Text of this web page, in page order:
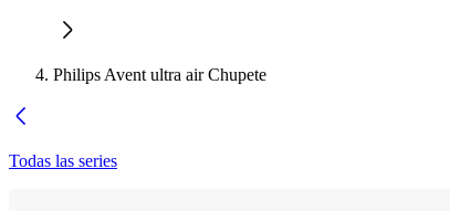
Philips Avent ultra air Chupete
Todas las series